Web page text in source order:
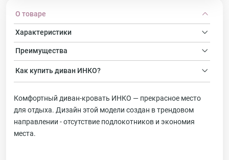
О товаре
Характеристики
Преимущества
Как купитьдиван ИНКО?
Комфортный диван-кровать ИНКО — прекрасное место
для отдыха. Дизайн этой модели создан в трендовом
направлении - отсутствие подлокотников и экономия
места.